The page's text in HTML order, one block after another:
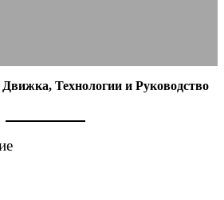
Технологии и Руководство